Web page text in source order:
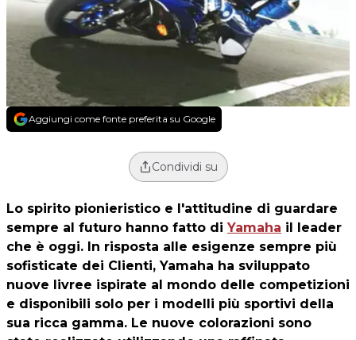
Aggiungi come fonte preferita su Google
Condividi su
Lo spirito pionieristico e l'attitudine di guardare
sempre al futuro hanno fatto di Yamaha il leader
che è oggi. In risposta alle esigenze sempre più
sofisticate dei Clienti, Yamaha ha sviluppato
nuove livree ispirate al mondo delle competizioni
e disponibili solo per i modelli più sportivi della
sua ricca gamma. Le nuove colorazioni sono